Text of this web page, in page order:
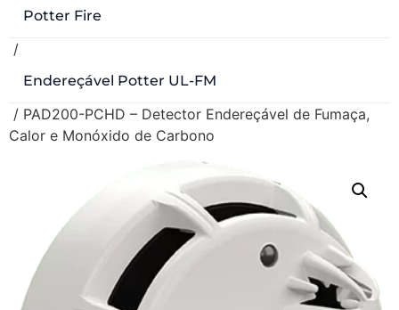
Potter Fire
/
Endereçável Potter UL-FM
/ PAD200-PCHD – Detector Endereçável de Fumaça,
Calor e Monóxido de Carbono